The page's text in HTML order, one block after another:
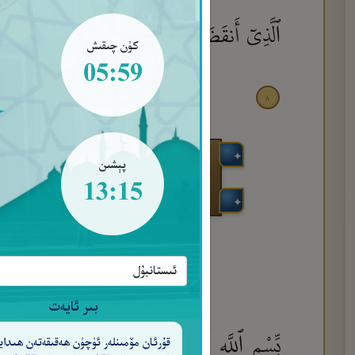
كۈن چىقىش
05:59
پېشىن
13:15
بىر ئايەت
قۇرئان مۆمىنلەر ئۈچۈن ھەقىقەتەن
ٱلَّذِىٓ أَنقَضَ ظَهْرَكَ وَرَفَعْنَا لَكَ ذِكْرَكَ
٨
بِّسْمِ ٱللَّهِ ٱلرَّحْمَـٰنِ ٱلرَّحِيمِ وَٱلتِّينِ